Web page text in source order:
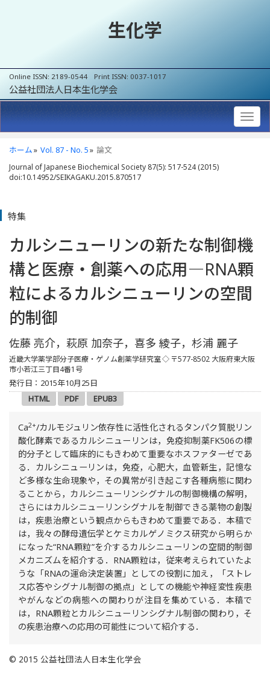
生化学
Online ISSN: 2189-0544 Print ISSN: 0037-1017
公益社団法人日本生化学会
ホーム Vol. 87 - No. 5 論文
Journal of Japanese Biochemical Society 87(5): 517-524 (2015)
doi:10.14952/SEIKAGAKU.2015.870517
特集
カルシニューリンの新たな制御機
構と医療・創薬への応用―RNA顆
粒によるカルシニューリンの空間
的制御
佐藤 亮介，萩原 加奈子，喜多 綾子，杉浦 麗子
近畿大学薬学部分子医療・ゲノム創薬学研究室◇ 〒577-8502 大阪府東大阪
市小若江三丁目4番1号
発行日：2015年10月25日
HTML
PDF EPUB3
Ca2+/カルモジュリン依存性に活性化されるタンパク質脱リン
酸化酵素であるカルシニューリンは，免疫抑制薬FK506の標
的分子として臨床的にもきわめて重要なホスファターゼであ
る．カルシニューリンは，免疫，心肥大，血管新生，記憶な
ど多様な生命現象や，その異常が引き起こす各種病態に関わ
ることから，カルシニューリンシグナルの制御機構の解明，
さらにはカルシニューリンシグナルを制御できる薬物の創製
は，疾患治療という観点からもきわめて重要である．本稿で
は，我々の酵母遺伝学とケミカルゲノミクス研究から明らか
になった“RNA顆粒”を介するカルシニューリンの空間的制御
メカニズムを紹介する．RNA顆粒は，従来考えられていたよ
うな「RNAの運命決定装置」としての役割に加え，「ストレ
ス応答やシグナル制御の拠点」としての機能や神経変性疾患
やがんなどの病態への関わりが注目を集めている．本稿で
は，RNA顆粒とカルシニューリンシグナル制御の関わり，そ
の疾患治療への応用の可能性について紹介する．
© 2015 公益社団法人日本生化学会